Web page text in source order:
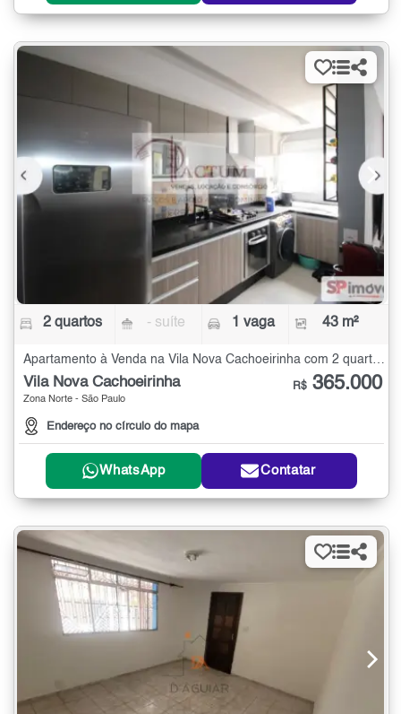
2 quartos - suíte 1 vaga 43 m²
Apartamento à Venda na Vila Nova Cachoeirinha com 2 quartos - 43 m²
Vila Nova Cachoeirinha
Zona Norte - São Paulo
Endereço no círculo do mapa
R$ 365.000
WhatsApp Contatar